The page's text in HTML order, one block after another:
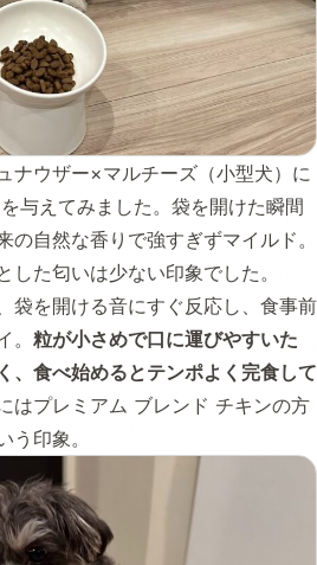
ナウザー×マルチーズ（小型犬）に
与えてみました。袋を開けた瞬間
の自然な香りで強すぎずマイルド。
した匂いは少ない印象でした。
袋を開ける音にすぐ反応し、食事前
粒が小さめで口に運びやすいた
、食べ始めるとテンポよく完食して
はプレミアム ブレンド チキンの方
う印象。